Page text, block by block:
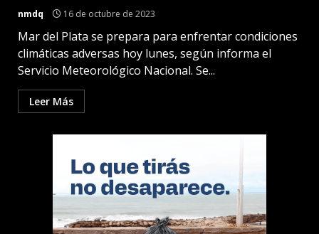
nmdq 16 de octubre de 2023
Mar del Plata se prepara para enfrentar condiciones
climáticas adversas hoy lunes, según informa el
Servicio Meteorológico Nacional. Se...
Leer Más